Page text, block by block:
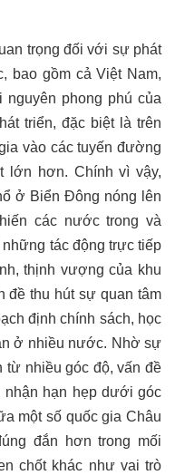
trọng đối với sự phát
bao gồm cả Việt Nam,
phong phú của
triển, đặc biệt là trên
vào các tuyến đường
lớn hơn. Chính vì vậy,
ở Biển Đông nóng lên
các nước trong và
tác động trực tiếp
thịnh vượng của khu
đề thu hút sự quan tâm
định chính sách, học
ở nhiều nước. Nhờ sự
từ nhiều góc độ, vấn đề
hạn hẹp dưới góc
một số quốc gia Châu
đắn hơn trong mối
chốt khác như vai trò